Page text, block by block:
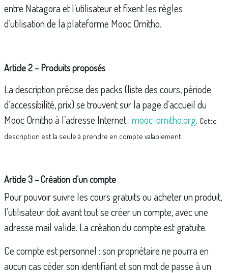
entre Natagora et l’utilisateur et fixent les règles
d’utilisation de la plateforme Mooc Ornitho.
Article 2 – Produits proposés
La description précise des packs (liste des cours, période
d’accessibilité, prix) se trouvent sur la page d’accueil du
Mooc Ornitho à l’adresse Internet :mooc-ornitho.org. Cette
description est la seule à prendre en compte valablement.
Article 3 – Création d’un compte
Pour pouvoir suivre les cours gratuits ou acheter un produit,
l’utilisateur doit avant tout se créer un compte, avec une
adresse mail valide. La création du compte est gratuite.
Ce compte est personnel : son propriétaire ne pourra en
aucun cas céder son identifiant et son mot de passe à un